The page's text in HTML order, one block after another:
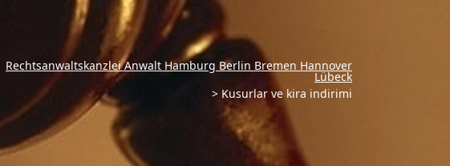
Rechtsanwaltskanzlei Anwalt Hamburg Berlin Bremen Hannover
Lübeck
> Kusurlar ve kira indirimi